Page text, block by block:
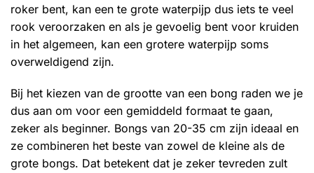
roker bent, kan een te grote waterpijp dus iets te veel
rook veroorzaken en als je gevoelig bent voor kruiden
in het algemeen, kan een grotere waterpijp soms
overweldigend zijn.
Bij het kiezen van de grootte van een bong raden we je
dus aan om voor een gemiddeld formaat te gaan,
zeker als beginner. Bongs van 20-35 cm zijn ideaal en
ze combineren het beste van zowel de kleine als de
grote bongs. Dat betekent dat je zeker tevreden zult